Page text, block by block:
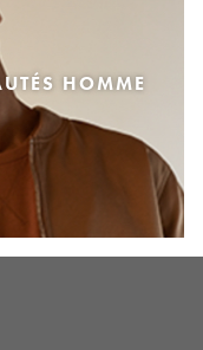
HOMME